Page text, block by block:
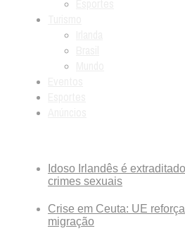
Idoso Irlandês é
crimes sexuais
Crise em Ceuta: UE
migração